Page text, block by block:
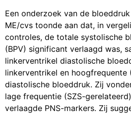
Een onderzoek van de
ME/cvs toonde aan dat, in
controles, de totale systolische
(BPV) significant verlaagd was,
linkerventrikel diastolische
linkerventrikel en hoogfrequente
diastolische bloeddruk. Zij
lage frequentie (SZS-
verlaagde PNS-markers. Zij